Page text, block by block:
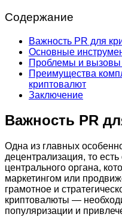
Содержание
Важность PR для
Основные
Проблемы и вызовы
Преимущества
криптовалют
Заключение
Важность PR
Одна из главных
децентрализация, то есть
центрального органа,
маркетингом или
грамотное и
криптовалюты —
популяризации и